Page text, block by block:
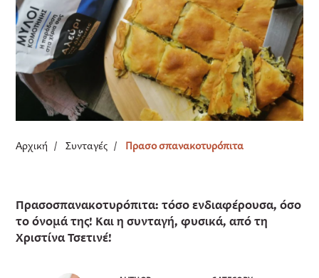
Αρχική /Συνταγές / Πρασο σπανακοτυρόπιτα
Πρασοσπανακοτυρόπιτα: τόσο ενδιαφέρουσα, όσο
το όνομά της! Και η συνταγή, φυσικά, από τη
Χριστίνα Τσετινέ!